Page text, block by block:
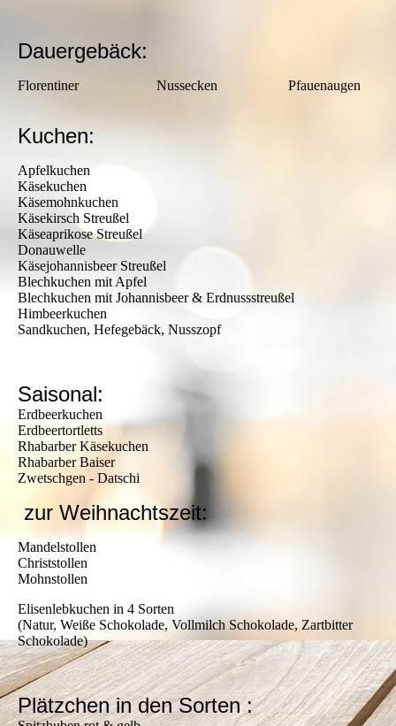
Dauergebäck:
Florentiner Nussecken Pfauenaugen
Kuchen:
Apfelkuchen
Käsekuchen
Käsemohnkuchen
Käsekirsch Streußel
Käseaprikose Streußel
Donauwelle
Käsejohannisbeer Streußel
Blechkuchen mit Apfel
Blechkuchen mit Johannisbeer & Erdnussstreußel
Himbeerkuchen
Sandkuchen, Hefegebäck, Nusszopf
Saisonal:
Erdbeerkuchen
Erdbeertortletts
Rhabarber Käsekuchen
Rhabarber Baiser
Zwetschgen - Datschi
zur Weihnachtszeit:
Mandelstollen
Christstollen
Mohnstollen
Elisenlebkuchen in 4 Sorten
(Natur, Weiße Schokolade, Vollmilch Schokolade, Zartbitter
Schokolade)
Plätzchen in den Sorten :